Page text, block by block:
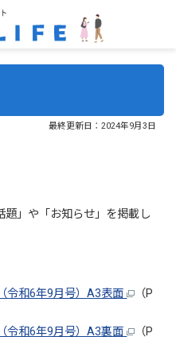
最終更新日： 2024年9月3日
」や「お知らせ」を掲載し
令和6年9月号）A3表面
（P
令和6年9月号）A3裏面
（P